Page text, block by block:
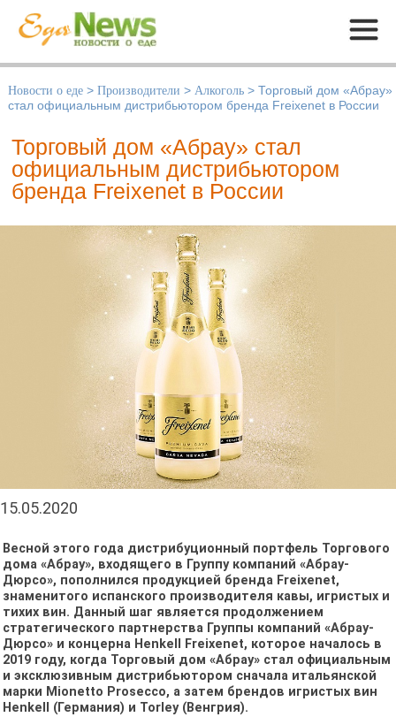
Меню
Новости о еде > Производители > Алкоголь > Торговый дом «Абрау»
стал официальным дистрибьютором бренда Freixenet в России
Торговый дом «Абрау» стал
официальным дистрибьютором
бренда Freixenet в России
15.05.2020
Весной этого года дистрибуционный портфель Торгового
дома «Абрау», входящего в Группу компаний «Абрау-
Дюрсо», пополнился продукцией бренда Freixenet,
знаменитого испанского производителя кавы, игристых и
тихих вин. Данный шаг является продолжением
стратегического партнерства Группы компаний «Абрау-
Дюрсо» и концерна Henkell Freixenet, которое началось в
2019 году, когда Торговый дом «Абрау» стал официальным
и эксклюзивным дистрибьютором сначала итальянской
марки Mionetto Prosecco, а затем брендов игристых вин
Henkell (Германия) и Torley (Венгрия).